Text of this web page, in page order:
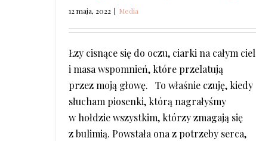
12 maja, 2022 | Media
Łzy cisnące się do oczu, ciarki na całym
i masa wspomnień, które przelatują
przez moją głowę. To właśnie czuję, kiedy
słucham piosenki, którą nagrałyśmy
w hołdzie wszystkim, którzy zmagają się
z bulimią. Powstała ona z potrzeby serca,